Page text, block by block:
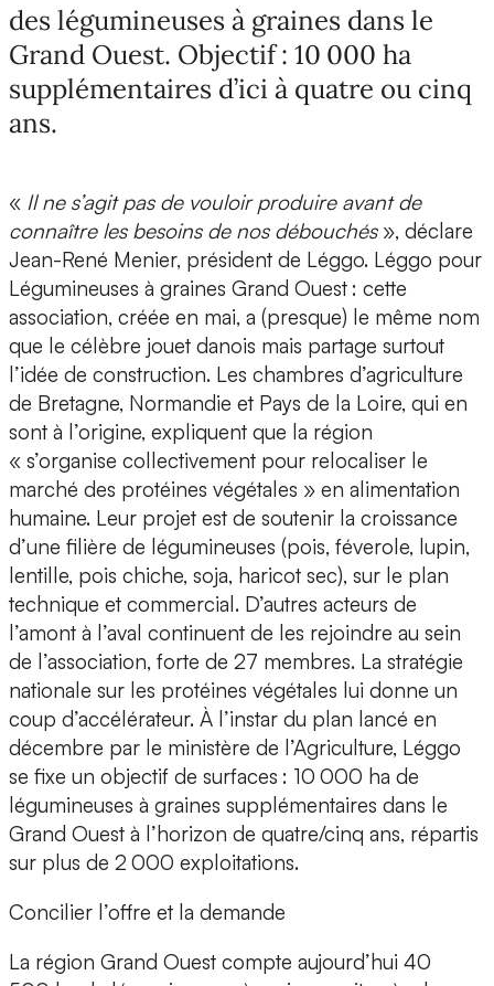
des légumineuses à graines dans le
Grand Ouest. Objectif : 10 000 ha
supplémentaires d’ici à quatre ou cinq
ans.
« Il ne s’agit pas de vouloir produire avant de
connaître les besoins de nos débouchés», déclare
Jean-René Menier, président de Léggo. Léggo pour
Légumineuses à graines Grand Ouest : cette
association, créée en mai, a (presque) le même nom
que le célèbre jouet danois mais partage surtout
l’idée de construction. Les chambres d’agriculture
de Bretagne, Normandie et Pays de la Loire, qui en
sont à l’origine, expliquent que la région
« s’organise collectivement pour relocaliser le
marché des protéines végétales » en alimentation
humaine. Leur projet est de soutenir la croissance
d’une filière de légumineuses (pois, féverole, lupin,
lentille, pois chiche, soja, haricot sec), sur le plan
technique et commercial. D’autres acteurs de
l’amont à l’aval continuent de les rejoindre au sein
de l’association, forte de 27 membres. La stratégie
nationale sur les protéines végétales lui donne un
coup d’accélérateur. À l’instar du plan lancé en
décembre par le ministère de l’Agriculture, Léggo
se fixe un objectif de surfaces : 10 000 ha de
légumineuses à graines supplémentaires dans le
Grand Ouest à l’horizon de quatre/cinq ans, répartis
sur plus de 2 000 exploitations.
Concilier l’offre et la demande
La région Grand Ouest compte aujourd’hui 40